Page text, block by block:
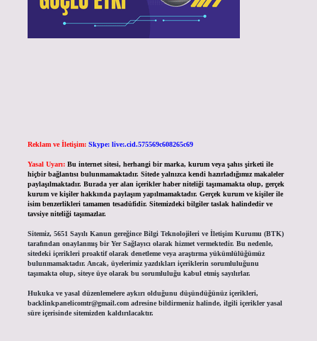
Reklam ve İletişim: Skype: live:.cid.575569c608265c69
Yasal Uyarı: Bu internet sitesi, herhangi bir marka, kurum veya şahıs şirketi ile
hiçbir bağlantısı bulunmamaktadır. Sitede yalnızca kendi hazırladığımız makaleler
paylaşılmaktadır. Burada yer alan içerikler haber niteliği taşımamakta olup, gerçek
kurum ve kişiler hakkında paylaşım yapılmamaktadır. Gerçek kurum ve kişiler ile
isim benzerlikleri tamamen tesadüfidir. Sitemizdeki bilgiler taslak halindedir ve
tavsiye niteliği taşımazlar.
Sitemiz, 5651 Sayılı Kanun gereğince Bilgi Teknolojileri ve İletişim Kurumu (BTK)
tarafından onaylanmış bir Yer Sağlayıcı olarak hizmet vermektedir. Bu nedenle,
sitedeki içerikleri proaktif olarak denetleme veya araştırma yükümlülüğümüz
bulunmamaktadır. Ancak, üyelerimiz yazdıkları içeriklerin sorumluluğunu
taşımakta olup, siteye üye olarak bu sorumluluğu kabul etmiş sayılırlar.
Hukuka ve yasal düzenlemelere aykırı olduğunu düşündüğünüz içerikleri,
backlinkpanelicomtr@gmail.comadresine bildirmeniz halinde, ilgili içerikler yasal
süre içerisinde sitemizden kaldırılacaktır.